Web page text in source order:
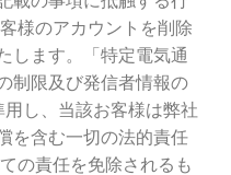
様のアカウントを削除
します。「特定電気通
制限及び発信者情報の
し、当該お客様は弊社
を含む一切の法的責任
の責任を免除されるも